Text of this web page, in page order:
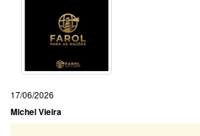
17/06/2026
Michel Vieira